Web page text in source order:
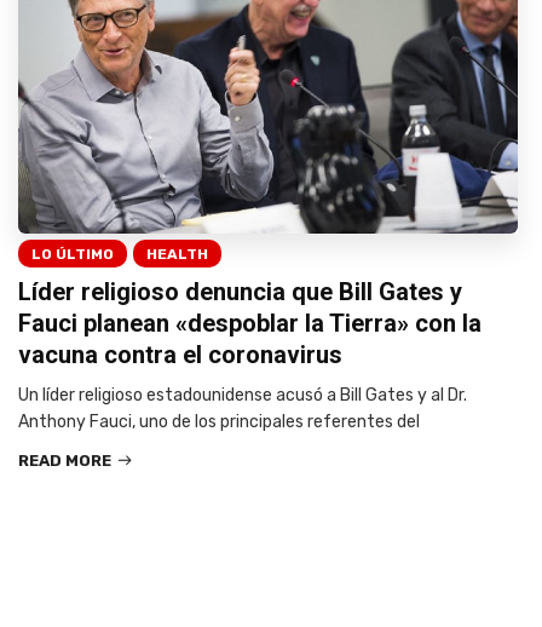
LO ÚLTIMO HEALTH
Líder religioso denuncia que Bill Gates y
Fauci planean «despoblar la Tierra» con la
vacuna contra el coronavirus
Un líder religioso estadounidense acusó a Bill Gates y al Dr.
Anthony Fauci, uno de los principales referentes del
READ MORE